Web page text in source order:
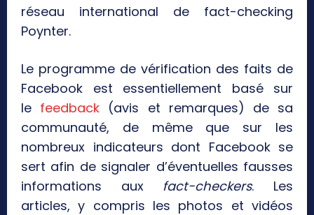
réseau international de fact-checking
Poynter.
Le programme de vérification des faits de
Facebook est essentiellement basé sur
le feedback (avis et remarques) de sa
communauté, de même que sur les
nombreux indicateurs dont Facebook se
sert afin de signaler d’éventuelles fausses
informations aux fact-checkers. Les
articles, y compris les photos et vidéos